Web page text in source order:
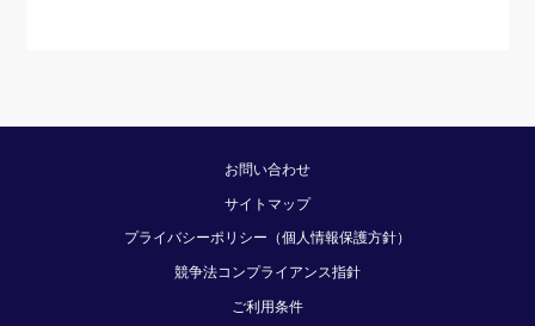
お問い合わせ
サイトマップ
プライバシーポリシー（個人情報保護方針）
競争法コンプライアンス指針
ご利用条件